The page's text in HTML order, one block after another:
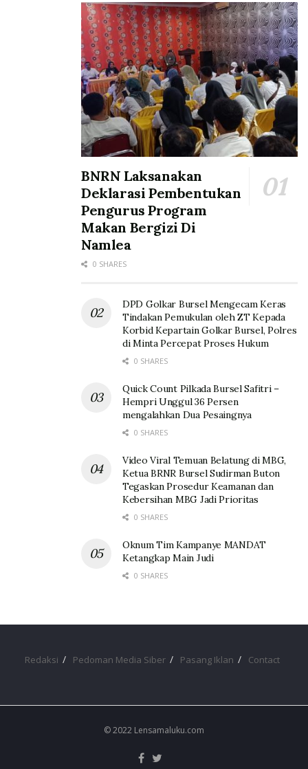
BNRN Laksanakan
Deklarasi Pembentukan
Pengurus Program
Makan Bergizi Di
Namlea
0 SHARES
DPD Golkar Bursel Mengecam Keras
Tindakan Pemukulan oleh ZT Kepada
Korbid Kepartain Golkar Bursel, Polres
di Minta Percepat Proses Hukum
0 SHARES
Quick Count Pilkada Bursel Safitri –
Hempri Unggul 36 Persen
mengalahkan Dua Pesaingnya
0 SHARES
Video Viral Temuan Belatung di MBG,
Ketua BRNR Bursel Sudirman Buton
Tegaskan Prosedur Keamanan dan
Kebersihan MBG Jadi Prioritas
0 SHARES
Oknum Tim Kampanye MANDAT
Ketangkap Main Judi
0 SHARES
Redaksi Pedoman Media Siber Pasang Iklan Contact
© 2022 Lensamaluku.com